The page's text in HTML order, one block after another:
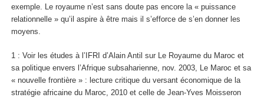
exemple. Le royaume n’est sans doute pas encore la « puissance
relationnelle » qu’il aspire à être mais il s’efforce de s’en donner les
moyens.
1 : Voir les études à l’IFRI d’Alain Antil sur Le Royaume du Maroc et
sa politique envers l’Afrique subsaharienne, nov. 2003, Le Maroc et sa
« nouvelle frontière » : lecture critique du versant économique de la
stratégie africaine du Maroc, 2010 et celle de Jean-Yves Moisseron